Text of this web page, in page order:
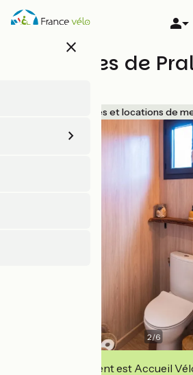
Aller
au
close
Les Lodges de
Gîtes et locations de
2/6
Cet établissement est Accueil